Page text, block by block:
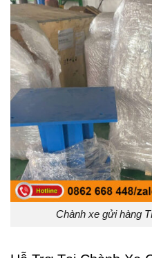
Chành xe gửi hàng